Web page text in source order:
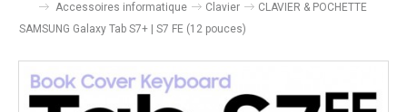
Accessoires informatique Clavier
CLAVIER & POCHETTE
SAMSUNG Galaxy Tab S7+ | S7 FE (12 pouces)